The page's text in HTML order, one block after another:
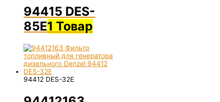
94415 DES-
85E1 Товар
94412 DES-32E